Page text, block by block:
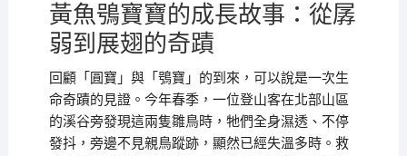
黃魚鴞寶寶的成長故事：從孱
弱到展翅的奇蹟
回顧「圓寶」與「鴞寶」的到來，可以說是一次生
命奇蹟的見證。今年春季，一位登山客在北部山區
的溪谷旁發現這兩隻雛鳥時，牠們全身濕透、不停
發抖，旁邊不見親鳥蹤跡，顯然已經失溫多時。救